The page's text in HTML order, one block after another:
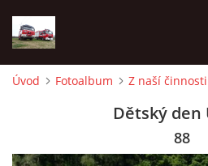
Úvod Fotoalbum Z naší činnosti
Dětský den
88